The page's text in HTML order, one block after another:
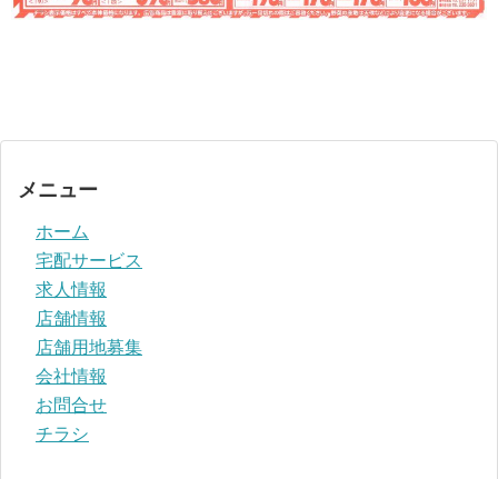
メニュー
ホーム
宅配サービス
求人情報
店舗情報
店舗用地募集
会社情報
お問合せ
チラシ